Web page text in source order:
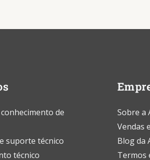
de
suporte técnico
técnico
Sobre a
Vendas
Blog da
Termos